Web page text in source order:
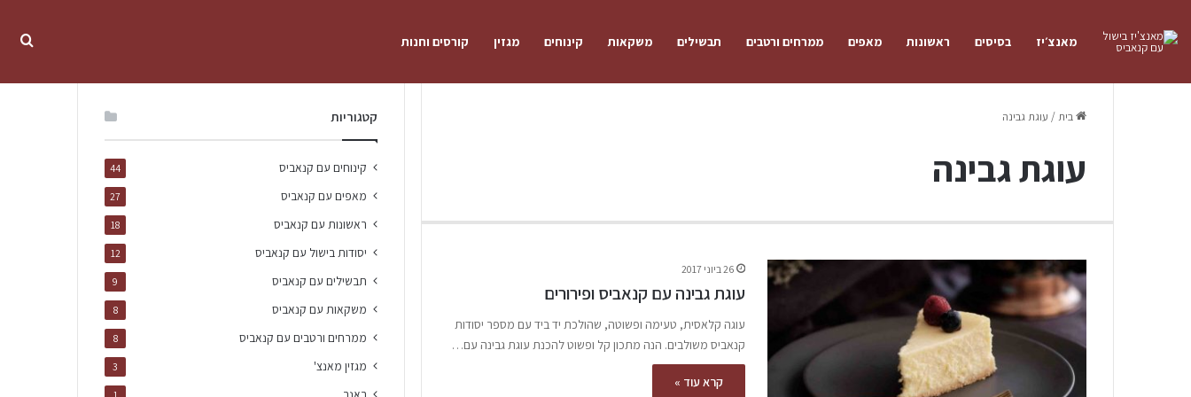
מאנצ׳יז בסיסים ראשונות מאפים ממרחים ורטבים תבשילים משקאות קינוחים מגזין קורסים וחנות
בית/ עוגת גבינה
עוגת גבינה
26 ביוני 2017
עוגת גבינה עם קנאביס ופירורים
עוגה קלאסית, טעימה ופשוטה, שהולכת יד ביד עם מספר יסודות
קנאביס משולבים. הנה מתכון קל ופשוט להכנת עוגת גבינה עם…
קרא עוד »
קטגוריות
קינוחים עם קנאביס 44
מאפים עם קנאביס 27
ראשונות עם קנאביס 18
יסודות בישול עם קנאביס 12
תבשילים עם קנאביס 9
משקאות עם קנאביס 8
ממרחים ורטבים עם קנאביס 8
מגזין מאנצ' 3